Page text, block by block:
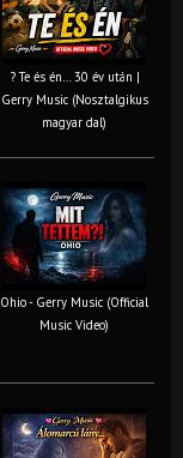
? Te és én… 30 év után |
Gerry Music (Nosztalgikus
magyar dal)
Ohio - Gerry Music (Official
Music Video)